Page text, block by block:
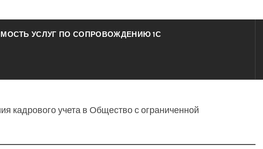
УСЛУГ ПО СОПРОВОЖДЕНИЮ 1С
кадрового учета в Общество с ограниченной